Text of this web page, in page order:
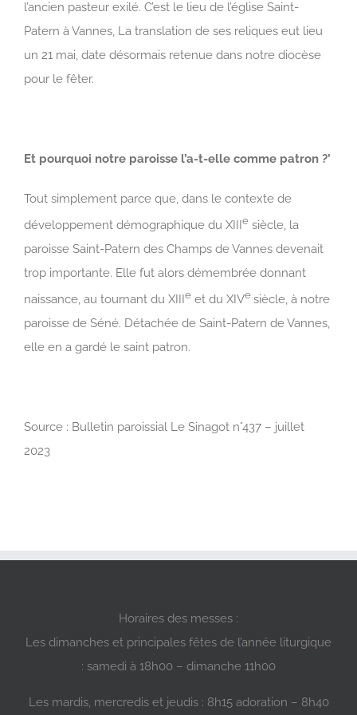
l’ancien pasteur exilé. C’est le lieu de l’église Saint-
Patern à Vannes, La translation de ses reliques eut lieu
un 21 mai, date désormais retenue dans notre diocèse
pour le fêter.
Et pourquoi notre paroisse l’a-t-elle comme patron ?’
Tout simplement parce que, dans le contexte de
développement démographique du XIIIe siècle, la
paroisse Saint-Patern des Champs de Vannes devenait
trop importante. Elle fut alors démembrée donnant
naissance, au tournant du XIIIe et du XIVe siècle, à notre
paroisse de Séné. Détachée de Saint-Patern de Vannes,
elle en a gardé le saint patron.
Source : Bulletin paroissial Le Sinagot n°437 – juillet
2023
Horaires des messes :
Les dimanches et principales fêtes de l’année liturgique
: samedi à 18h00 – dimanche 11h00
Les mardis, mercredis et jeudis : 8h15 adoration – 8h40